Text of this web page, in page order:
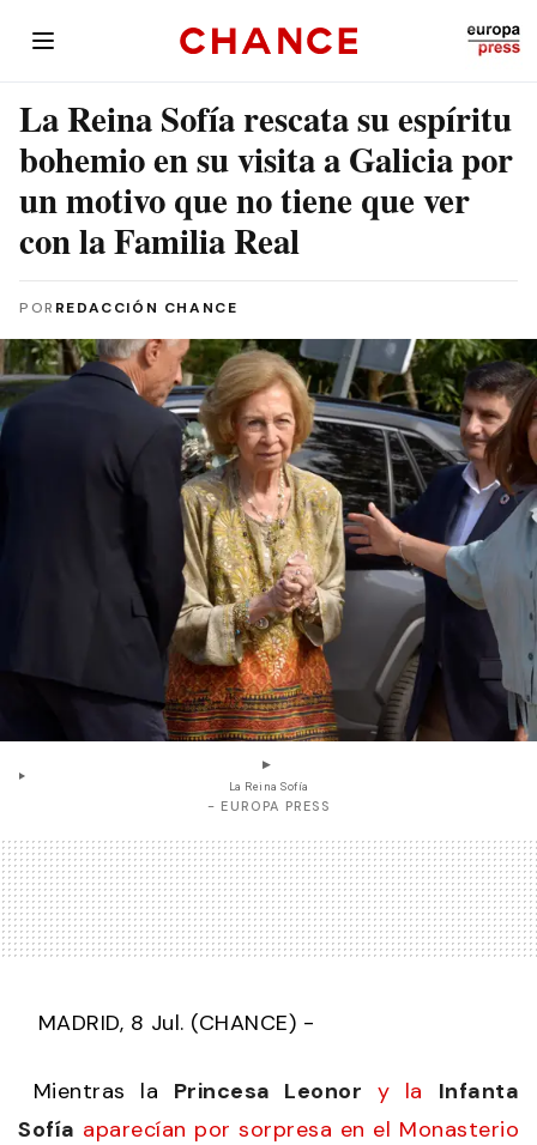
La Reina Sofía rescata su espíritu
bohemio en su visita a Galicia por
un motivo que no tiene que ver
con la Familia Real
POR REDACCIÓN CHANCE
La Reina Sofía
- EUROPA PRESS
MADRID, 8 Jul. (CHANCE) -
Mientras la Princesa Leonor y la Infanta
Sofía aparecían por sorpresa en el Monasterio